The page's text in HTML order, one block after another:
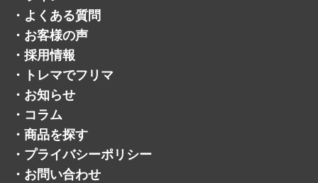
・ よくある質問
・ お客様の声
・ 採用情報
・ トレマでフリマ
・ お知らせ
・ コラム
・ 商品を探す
・ プライバシーポリシー
・ お問い合わせ